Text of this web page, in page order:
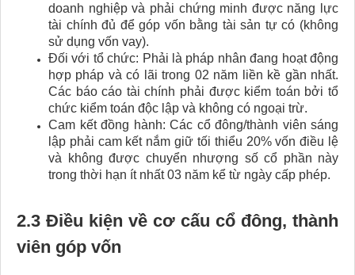
doanh nghiệp và phải chứng minh được năng lực
tài chính đủ để góp vốn bằng tài sản tự có (không
sử dụng vốn vay).
Đối với tổ chức: Phải là pháp nhân đang hoạt động
hợp pháp và có lãi trong 02 năm liền kề gần nhất.
Các báo cáo tài chính phải được kiểm toán bởi tổ
chức kiểm toán độc lập và không có ngoại trừ.
Cam kết đồng hành: Các cổ đông/thành viên sáng
lập phải cam kết nắm giữ tối thiểu 20% vốn điều lệ
và không được chuyển nhượng số cổ phần này
trong thời hạn ít nhất 03 năm kể từ ngày cấp phép.
2.3 Điều kiện về cơ cấu cổ đông, thành
viên góp vốn